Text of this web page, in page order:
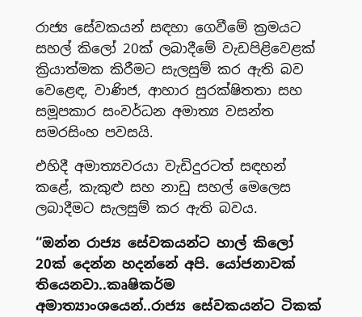
රාජ්‍ය සේවකයන් සඳහා ගෙවීමේ ක්‍රමයට
සහල් කිලෝ 20ක් ලබාදීමේ වැඩපිළිවෙළක්
ක්‍රියාත්මක කිරීමට සැලසුම් කර ඇති බව
වෙළෙඳ, වාණිජ, ආහාර සුරක්ෂිතතා සහ
සමූපකාර සංවර්ධන අමාත්‍ය වසන්ත
සමරසිංහ පවසයි.
එහිදී අමාත්‍යවරයා වැඩිදුරටත් සඳහන්
කළේ, කැකුළු සහ නාඩු සහල් මෙලෙස
ලබාදීමට සැලසුම් කර ඇති බවය.
“ඔන්න රාජ්‍ය සේවකයන්ට හාල් කිලෝ
20ක් දෙන්න හදන්නේ අපි. යෝජනාවක්
තියෙනවා..කෘෂිකර්ම
අමාත්‍යාංශයෙන්..රාජ්‍ය සේවකයන්ට ටිකක්